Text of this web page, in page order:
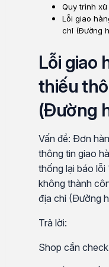
Quy trình
Lỗi giao
chỉ (Đường
Lỗi giao
thiếu
(Đường
Vấn đề: Đơn
thông tin giao
thống lại báo
không thành
địa chỉ (Đường
Trả lời:
Shop cần